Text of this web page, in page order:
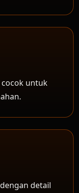
untuk
detail